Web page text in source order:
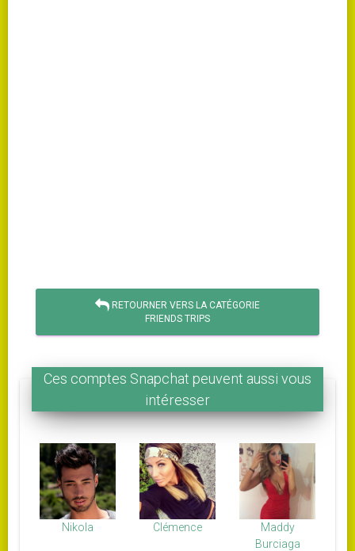
RETOURNER VERS LA CATÉGORIE
FRIENDS TRIPS
Ces comptes Snapchat peuvent aussi vous
intéresser
Nikola Clémence
Maddy
Burciaga